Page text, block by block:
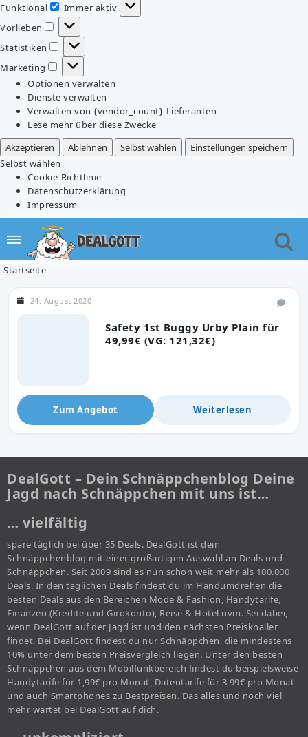
Funktional
Funktional
Immer aktiv
Vorlieben
Vorlieben
Statistiken
Statistiken
Marketing
Marketing
Optionen verwalten
Dienste verwalten
Verwalten von {vendor_count}-Lieferanten
Lese mehr über diese Zwecke
Akzeptieren
Ablehnen Selbst wählen
Einstellungen speichern
Selbst wählen
Cookie-Richtlinie
Datenschutzerklärung
Impressum
Startseite
Safety 1st Buggy Urby Plain für
49,99€ (VG: 121,32€)
24. August 2020
Zum Angebot Weiterlesen
DealGott – Dein Schnäppchenblog Deine
Jagd nach Schnäppchen mit uns ist…
… vielfältig
spare täglich bei über 35 Deals. DealGott ist dein
Schnäppchenblog mit einer großartigen Auswahl an Deals und
Schnäppchen. Seit 2009 sind es nun schon weit mehr als 100.000
Deals. In den täglichen Deals findest du im Handumdrehen die
besten Deals aus den Bereichen Mode & Fashion, Handytarife,
Finanzen (Kredite und Girokonto), Reise & Hotel uvm. Sei dabei,
wenn DealGott auf der Jagd ist und den nächsten Preisknaller
findet. Bei DealGott findest du nur Schnäppchen, die mindestens
10% unter dem besten Preisvergleich liegen. Unter den besten
Schnäppchen aus dem Mobilfunkbereich findest du beispielsweise
Handytarife für 1,99€ pro Monat, Datentarife für 3,99€ pro Monat
und auch Smartphones zu Bestpreisen. Das alles und noch viel
mehr wartet bei DealGott auf dich.